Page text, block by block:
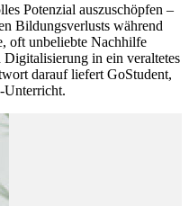
Potenzial auszuschöpfen –
Bildungsverlusts während
oft unbeliebte Nachhilfe
Digitalisierung in ein veraltetes
darauf liefert GoStudent,
Unterricht.